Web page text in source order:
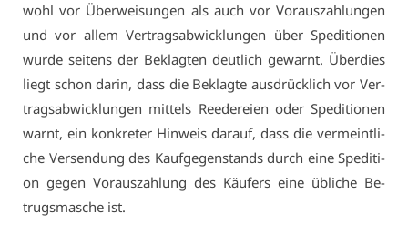
wohl vor Über­wei­sun­gen als auch vor Vor­aus­zah­lun­gen
und vor al­lem Ver­trags­ab­wick­lun­gen über Spe­di­tio­nen
wur­de sei­tens der Be­klag­ten deut­lich ge­warnt. Über­dies
liegt schon dar­in, dass die Be­klag­te aus­drück­lich vor Ver­
trags­ab­wick­lun­gen mit­tels Ree­de­rei­en oder Spe­di­tio­nen
warnt, ein kon­kre­ter Hin­weis dar­auf, dass die ver­meint­li­
che Ver­sen­dung des Kauf­ge­gen­stands durch ei­ne Spe­di­ti­
on ge­gen Vor­aus­zah­lung des Käu­fers ei­ne üb­li­che Be­
trugs­ma­sche ist.